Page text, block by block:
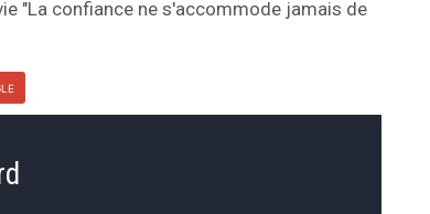
"La confiance ne s'accommode jamais de